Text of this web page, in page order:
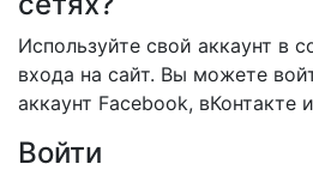
Используйте свой аккаунт в
входа на сайт. Вы можете
аккаунт Facebook, вКонтакте
Войти